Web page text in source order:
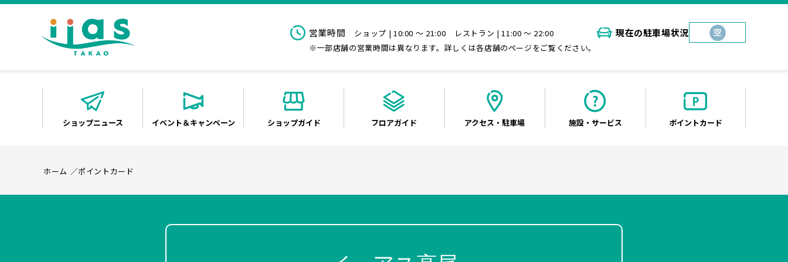
現在の駐車場状況
営業時間 ショップ | 10:00 ～ 21:00
レストラン | 11:00 ～ 22:00
※一部店舗の営業時間は異なります。詳しくは各店舗のページをご覧ください。
ショップニュース イベント＆キャンペーン ショップガイド フロアガイド アクセス ・駐車場 施設・ サービス ポイントカード
ホーム ポイントカード